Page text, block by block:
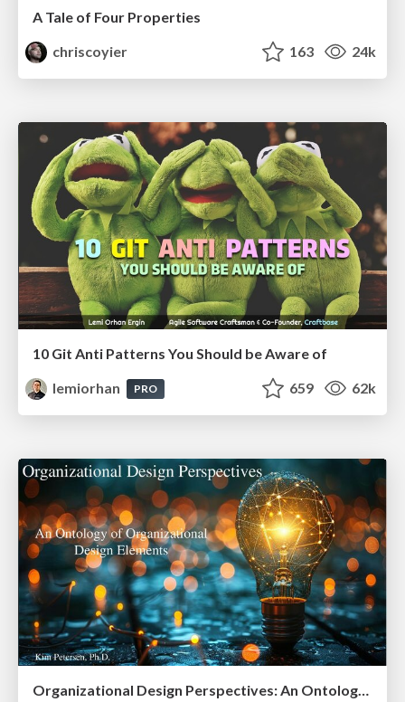
A Tale of Four Properties
chriscoyier
163 24k
10 Git Anti Patterns You Should be Aware of
lemiorhan
PRO 659 62k
Organizational Design Perspectives: An Ontology of Organizational Design Elements